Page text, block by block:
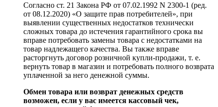
Согласно ст. 21 Закона РФ от 07.02.1992 N 2300-1 (ред.
от 08.12.2020) «О защите прав потребителей», при
выявлении существенных недостатков технически
сложных товара до истечения гарантийного срока вы
вправе потребовать замены товара с недостатками на
товар надлежащего качества. Вы также вправе
расторгнуть договор розничной купли-продажи, т. е.
вернуть товар в магазин и потребовать полного возврата
уплаченной за него денежной суммы.
Обмен товара или возврат денежных средств
возможен, если у вас имеется кассовый чек,